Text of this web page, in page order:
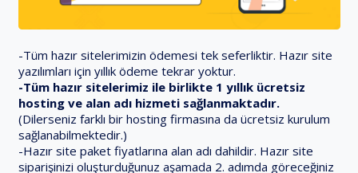
-Tüm hazır sitelerimizin ödemesi tek seferliktir. Hazır site
yazılımları için yıllık ödeme tekrar yoktur.
-Tüm hazır sitelerimiz ile birlikte 1 yıllık ücretsiz
hosting ve alan adı hizmeti sağlanmaktadır.
(Dilerseniz farklı bir hosting firmasına da ücretsiz kurulum
sağlanabilmektedir.)
-Hazır site paket fiyatlarına alan adı dahildir. Hazır site
siparişinizi oluşturduğunuz aşamada 2. adımda göreceğiniz